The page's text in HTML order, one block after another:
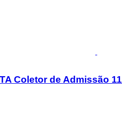
Coletor de Admissão